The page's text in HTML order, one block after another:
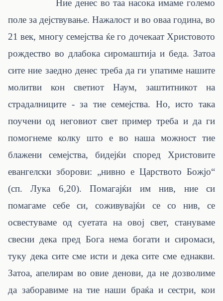
Ние денес во таа насока имаме големо
поле за дејствување. Нажалост и во оваа година, во
21 век, многу семејства ќе го дочекаат Христовото
рождество во длабока сиромаштија и беда. Затоа
сите ние заедно денес треба да ги упатиме нашите
молитви кон светиот Наум, заштитникот на
страдалниците - за тие семејства. Но, исто така
поучени од неговиот свет пример треба и да ги
помогнеме колку што е во наша можност тие
блажени семејства, бидејќи според Христовите
евангелски зборови: „нивно е Царството Божјо“
(сп. Лука 6,20). Помагајќи им нив, ние си
помагаме себе си, соживувајќи се со нив, се
освестуваме од суетата на овој свет, стануваме
свесни дека пред Бога нема богати и сиромаси,
туку дека сите сме исти и дека сите сме еднакви.
Затоа, апелирам во овие денови, да не дозволиме
да заборавиме на тие наши браќа и сестри, кои